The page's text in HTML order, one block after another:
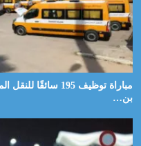
مباراة توظيف 195
بن…